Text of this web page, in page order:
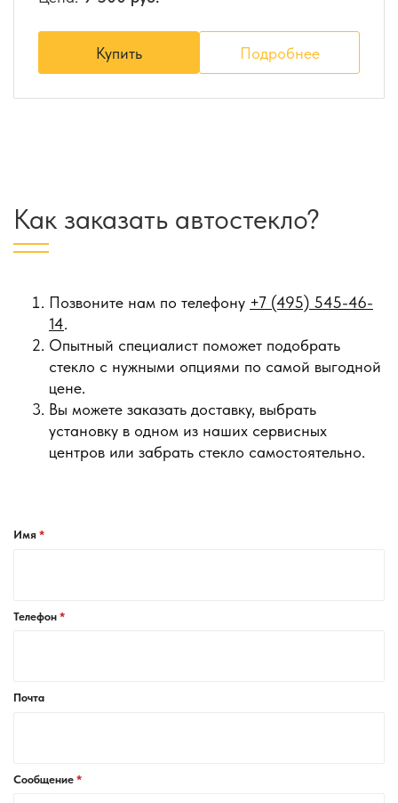
Купить Подробнее
Как заказать автостекло?
Позвоните нам по телефону +7 (495) 545-46-
14.
Опытный специалист поможет подобрать
стекло с нужными опциями по самой выгодной
цене.
Вы можете заказать доставку, выбрать
установку в одном из наших сервисных
центров или забрать стекло самостоятельно.
Имя
Телефон
Почта
Сообщение